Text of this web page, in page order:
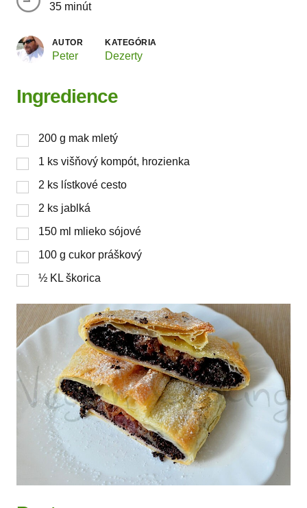
35 minút
AUTOR
Peter
KATEGÓRIA
Dezerty
Ingredience
200 g mak mletý
1 ks višňový kompót, hrozienka
2 ks lístkové cesto
2 ks jablká
150 ml mlieko sójové
100 g cukor práškový
½ KL škorica